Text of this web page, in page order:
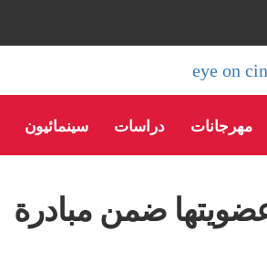
مهرجانات دراسات سينمائيون
تدعو 928 لنيل عضويتها ضمن مبادرة